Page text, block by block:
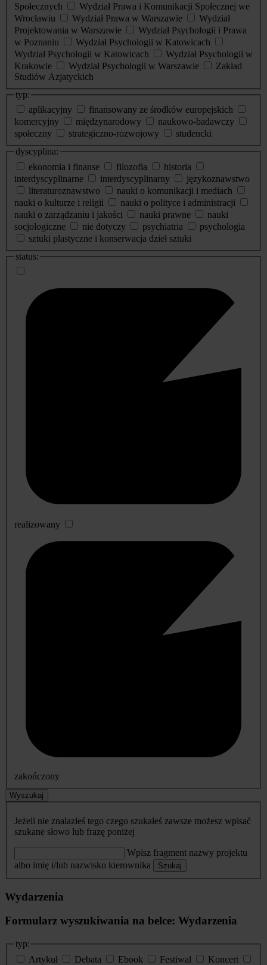
Społecznych
Wydział Prawa i Komunikacji Społecznej we
Wrocławiu
Wydział Prawa w Warszawie
Wydział
Projektowania w Warszawie
Wydział Psychologii i Prawa
w Poznaniu
Wydział Psychologii w Katowicach
Wydział Psychologii w Katowicach
Wydział Psychologii w
Krakowie
Wydział Psychologii w Warszawie
Zakład
Studiów Azjatyckich
typ:
aplikacyjny
finansowany ze środków europejskich
komercyjny
międzynarodowy
naukowo-badawczy
społeczny
strategiczno-rozwojowy
studencki
dyscyplina:
ekonomia i finanse
filozofia
historia
interdyscyplinarne
interdyscyplinarny
językoznawstwo
literaturoznawstwo
nauki o komunikacji i mediach
nauki o kulturze i religii
nauki o polityce i administracji
nauki o zarządzaniu i jakości
nauki prawne
nauki
socjologiczne
nie dotyczy psychiatria
psychologia
sztuki plastyczne i konserwacja dzieł sztuki
status:
realizowany
zakończony
Wyszukaj
Jeżeli nie znalazłeś tego czego szukałeś zawsze możesz wpisać
szukane słowo lub frazę poniżej
Wpisz fragment nazwy projektu
albo imię i/lub nazwisko kierownika
Szukaj
Wydarzenia
Formularz wyszukiwania na belce: Wydarzenia
typ:
Artykuł
Debata Ebook Festiwal
Koncert